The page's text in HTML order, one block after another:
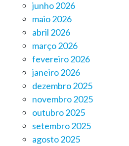
junho 2026
maio 2026
abril 2026
março 2026
fevereiro 2026
janeiro 2026
dezembro 2025
novembro 2025
outubro 2025
setembro 2025
agosto 2025